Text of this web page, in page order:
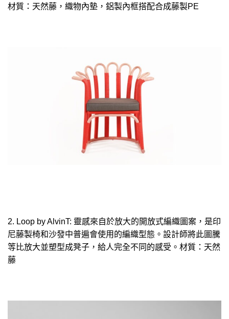
材質：天然藤，織物內墊，鋁製內框搭配合成藤製PE
2. Loop by AlvinT: 靈感來自於放大的開放式編織圖案，是印
尼藤製椅和沙發中普遍會使用的編織型態。設計師將此圖騰
等比放大並塑型成凳子，給人完全不同的感受。材質：天然
藤